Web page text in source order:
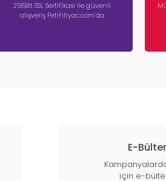
256Bit SSL Sertifikası ile güvenli
alışveriş Petihtiyac.com’da
E-
için e-